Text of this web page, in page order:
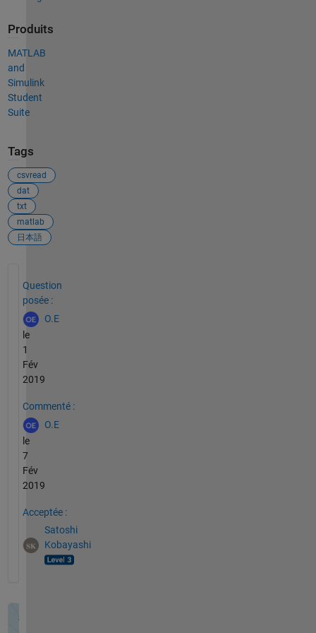
Produits
MATLAB
and
Simulink
Student
Suite
Tags
csvread
dat
txt
matlab
日本語
Question
posée :
O.E
le
1
Fév
2019
Commenté :
O.E
le
7
Fév
2019
Acceptée :
Satoshi
Kobayashi